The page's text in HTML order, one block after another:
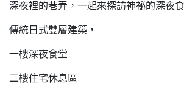
深夜裡的巷弄，一起來探訪神祕的深夜
傳統日式雙層建築，
一樓深夜食堂
二樓住宅休息區